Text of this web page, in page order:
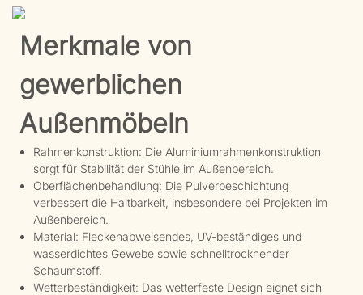
Merkmale von
gewerblichen
Außenmöbeln
Rahmenkonstruktion: Die Aluminiumrahmenkonstruktion
sorgt für Stabilität der Stühle im Außenbereich.
Oberflächenbehandlung: Die Pulverbeschichtung
verbessert die Haltbarkeit, insbesondere bei Projekten im
Außenbereich.
Material: Fleckenabweisendes, UV-beständiges und
wasserdichtes Gewebe sowie schnelltrocknender
Schaumstoff.
Wetterbeständigkeit: Das wetterfeste Design eignet sich